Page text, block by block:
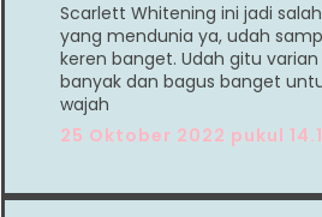
Scarlett Whitening ini jadi
yang mendunia ya, udah
keren banget. Udah gitu
banyak dan bagus banget
wajah
25 Oktober 2022 pukul